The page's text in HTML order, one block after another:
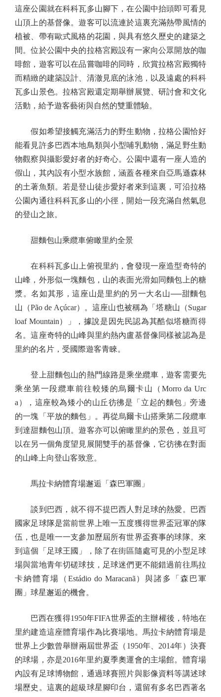
這座公園就在科科瓦多山腳下，在公園中抬頭即可看見
山頂上的基督像。遊客可以流連於這裏充滿熱帶風情的
植被、帶有歐式風格的花園，與具有悠久歷史的建築之
間。位於公園中央的拉格宮殿設有一家向公眾開放的咖
啡館，遊客可以在品嘗咖啡的同時，欣賞拉格宮殿獨特
而精緻的建築設計、清澈見底的泳池，以及遠處的科科
瓦多山景色。拉格宮殿還定期舉辦展覽、研討會和文化
活動，給予遊客藝術與自然的雙重體驗。
假如希望接觸充滿活力的野生動物，拉格公園恰好
能看見許多巴西本地鳥類與小型哺乳動物，滿足野生動
物觀察與攝影愛好者的好奇心。公園中還有一座人造的
假山，其內設有小型水族館，涵蓋各種來自亞馬遜森林
的土著魚類。若是登山徒步愛好者來到這裏，可沿拉格
公園內通往科科瓦多山的小徑，開始一段充滿自然氣息
的登山之旅。
甜麵包山乘纜車俯瞰里約全景
在科科瓦多山上俯視里約，會發現一座造型奇特的
山峰，外形似一塊麵包，山的表面光滑如同麵包上的糖
漿。名如其形，這座山是里約的另一大名山──甜麵包
山（Pão de Açúcar）。這座山也被稱為「塔糖山（Sugar
loaf Mountain）」，據說是因先民認為其酷似塔糖而得
名。這座奇特的山峰與里約熱內盧基督像同樣被認為是
里約的名片，受國際遊客青睞。
登上甜麵包山的熱門線路是乘坐纜車，遊客需要先
乘坐第一段纜車前往較矮的烏爾卡山（Morro da Urc
a），這座較為矮小的山丘彷彿是「立起的麵包」旁邊
的一塊「平放的麵包」。再從烏爾卡山搭乘第二段纜車
到達甜麵包山頂。遊客亦可以俯瞰里約的景色，並且可
以在另一個角度望見展開雙手的基督像，它彷彿在對面
的山峰上向登山客致意。
馬拉卡納體育場邂逅「森巴軍團」
談到巴西，就不得不提巴西人對足球的熱愛。巴西
國家足球隊是當前世界上唯一五度獲得世界盃冠軍的隊
伍，也是唯一一支參加歷屆所有世界盃賽事的球隊。來
到這個「足球王國」，除了在街區隨處可見的小型足球
場與當地青年切磋球技，足球迷們更不能錯過前往馬拉
卡納體育場（Estádio do Maracanã）與諸多「森巴軍
團」球星邂逅的機會。
巴西在獲得1950年FIFA世界盃的主辦權後，特地在
里約建造這座體育場作為比賽場地。馬拉卡納體育場是
世界上少數曾舉辦兩屆世界盃（1950年、2014年）決賽
的球場，亦是2016年里約夏季奧運會的主場館。體育場
內設有足球博物館，通過球賽照片與影像資料等講述球
場歷史。這裏的超級球星腳印台，還留有多名巴西著名